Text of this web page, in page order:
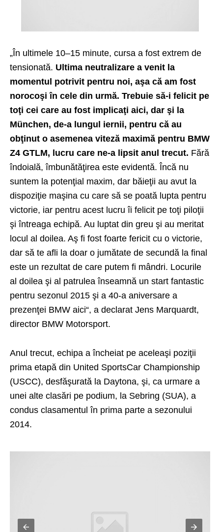
„În ultimele 10–15 minute, cursa a fost extrem de
tensionată. Ultima neutralizare a venit la
momentul potrivit pentru noi, aşa că am fost
norocoşi în cele din urmă. Trebuie să-i felicit pe
toţi cei care au fost implicaţi aici, dar şi la
München, de-a lungul iernii, pentru că au
obţinut o asemenea viteză maximă pentru BMW
Z4 GTLM, lucru care ne-a lipsit anul trecut. Fără
îndoială, îmbunătăţirea este evidentă. Încă nu
suntem la potenţial maxim, dar băieţii au avut la
dispoziţie maşina cu care să se poată lupta pentru
victorie, iar pentru acest lucru îi felicit pe toţi piloţii
şi întreaga echipă. Au luptat din greu şi au meritat
locul al doilea. Aş fi fost foarte fericit cu o victorie,
dar să te afli la doar o jumătate de secundă la final
este un rezultat de care putem fi mândri. Locurile
al doilea şi al patrulea înseamnă un start fantastic
pentru sezonul 2015 şi a 40-a aniversare a
prezenţei BMW aici“, a declarat Jens Marquardt,
director BMW Motorsport.
Anul trecut, echipa a încheiat pe aceleaşi poziţii
prima etapă din United SportsCar Championship
(USCC), desfăşurată la Daytona, şi, ca urmare a
unei alte clasări pe podium, la Sebring (SUA), a
condus clasamentul în prima parte a sezonului
2014.